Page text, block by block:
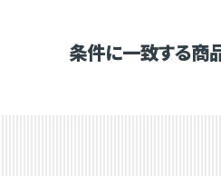
条件に一致する商